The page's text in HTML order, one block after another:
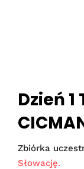
Dzień 1
Zbiórka
Słowację.